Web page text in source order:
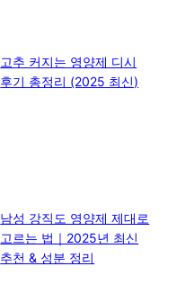
고추 커지는 영양제 디시
후기 총정리 (2025 최신)
남성 강직도 영양제 제대로
고르는 법｜2025년 최신
추천 & 성분 정리